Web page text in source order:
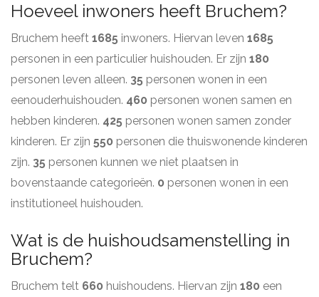
Hoeveel inwoners heeft Bruchem?
Bruchem heeft 1685 inwoners. Hiervan leven 1685
personen in een particulier huishouden. Er zijn 180
personen leven alleen. 35 personen wonen in een
eenouderhuishouden. 460 personen wonen samen en
hebben kinderen. 425 personen wonen samen zonder
kinderen. Er zijn 550 personen die thuiswonende kinderen
zijn. 35 personen kunnen we niet plaatsen in
bovenstaande categorieën. 0 personen wonen in een
institutioneel huishouden.
Wat is de huishoudsamenstelling in
Bruchem?
Bruchem telt 660 huishoudens. Hiervan zijn 180 een